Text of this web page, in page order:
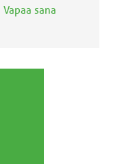
Vapaa sana